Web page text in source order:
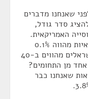
שאנחנו מדברים
סדר גודל,
2% מן האוכלוסייה האמריקאית.
הסגל הישראלי באוניברסיטאות האמריקאיות מהווה 0.1%
בלבד, אלה סדרי הגודל. איזה אחוז הישראלים מהווים ב-40
מן התחומים?
שאנחנו כבר